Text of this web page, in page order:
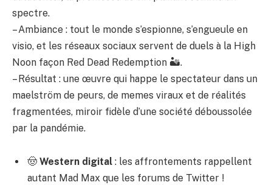
spectre.
– Ambiance : tout le monde s’espionne, s’engueule en
visio, et les réseaux sociaux servent de duels à la High
Noon façon Red Dead Redemption 🏜️.
– Résultat : une œuvre qui happe le spectateur dans un
maelström de peurs, de memes viraux et de réalités
fragmentées, miroir fidèle d’une société déboussolée
par la pandémie.
🤠 Western digital : les affrontements rappellent
autant Mad Max que les forums de Twitter !